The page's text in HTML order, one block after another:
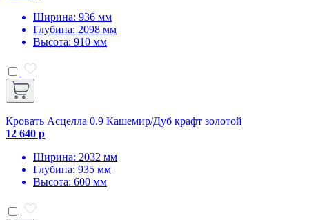
Ширина: 936 мм
Глубина: 2098 мм
Высота: 910 мм
Кровать Асцелла 0.9 Кашемир/Дуб крафт золотой
12 640 р
Ширина: 2032 мм
Глубина: 935 мм
Высота: 600 мм